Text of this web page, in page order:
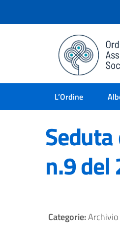
L’Ordine
n.9 del
Categorie:Archivio